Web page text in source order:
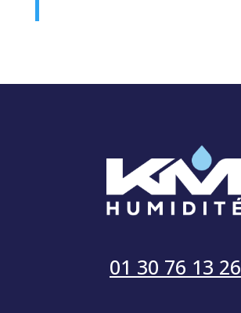
01 30 76 13 26